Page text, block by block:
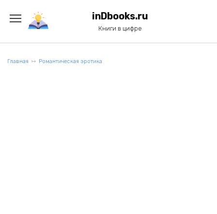
содержанию
inDbooks.ru
Книги в цифре
Главная Романтическая эротика